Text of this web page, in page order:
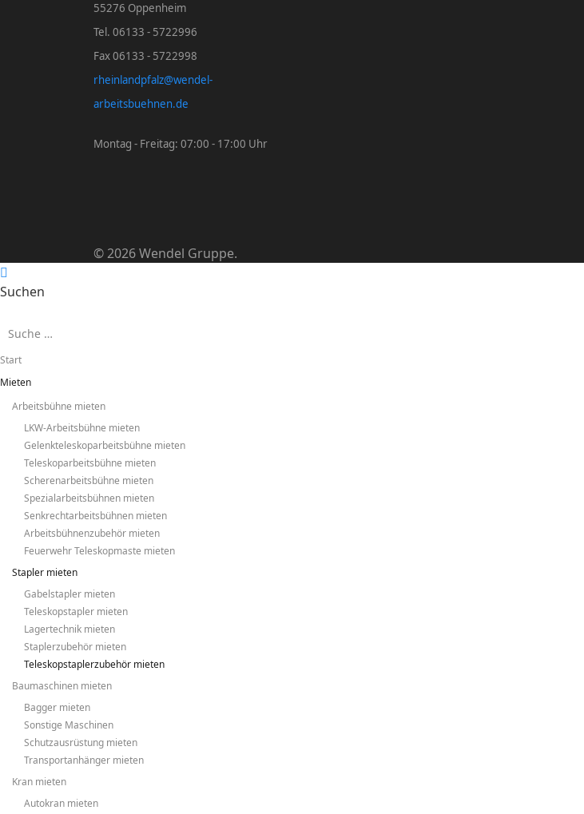
55276 Oppenheim
Tel. 06133 - 5722996
Fax 06133 - 5722998
rheinlandpfalz@wendel-
arbeitsbuehnen.de
Montag - Freitag: 07:00 - 17:00 Uhr
© 2026 Wendel Gruppe.
Suchen
Start
Mieten
Arbeitsbühne mieten
LKW-Arbeitsbühne mieten
Gelenkteleskoparbeitsbühne mieten
Teleskoparbeitsbühne mieten
Scherenarbeitsbühne mieten
Spezialarbeitsbühnen mieten
Senkrechtarbeitsbühnen mieten
Arbeitsbühnenzubehör mieten
Feuerwehr Teleskopmaste mieten
Stapler mieten
Gabelstapler mieten
Teleskopstapler mieten
Lagertechnik mieten
Staplerzubehör mieten
Teleskopstaplerzubehör mieten
Baumaschinen mieten
Bagger mieten
Sonstige Maschinen
Schutzausrüstung mieten
Transportanhänger mieten
Kran mieten
Autokran mieten